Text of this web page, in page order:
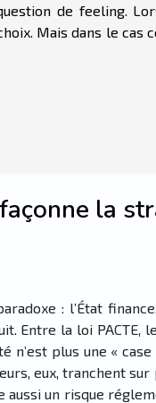
de feeling.
Mais dans le cas
la
: l’État
Entre la loi PACTE,
plus une «
eux, tranchent
un risque